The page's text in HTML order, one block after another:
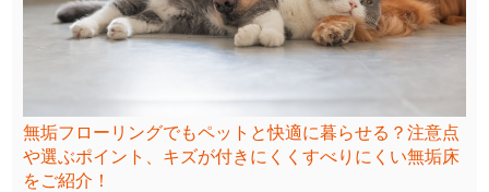
無垢フローリングでもペットと快適に暮らせる？注意点
や選ぶポイント、キズが付きにくくすべりにくい無垢床
をご紹介！